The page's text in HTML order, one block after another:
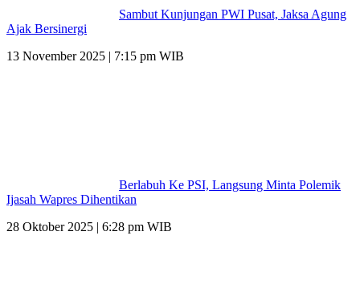
Sambut Kunjungan PWI Pusat, Jaksa Agung
Ajak Bersinergi
13 November 2025 | 7:15 pm WIB
Berlabuh Ke PSI, Langsung Minta Polemik
Ijasah Wapres Dihentikan
28 Oktober 2025 | 6:28 pm WIB